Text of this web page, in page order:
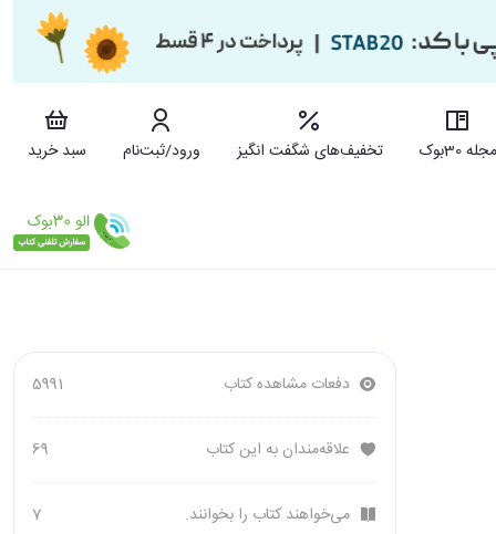
مجله 30بوک تخفیف‌های شگفت انگیز ورود/ثبت‌نام
سبد خرید
دفعات مشاهده کتاب 5991
علاقه‌مندان به این کتاب 69
می‌خواهند کتاب را بخوانند. 7